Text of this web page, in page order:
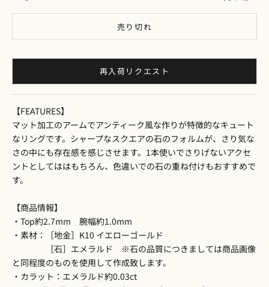
売り切れ
再入荷リクエスト
【FEATURES】
マット加工のアームでアンティーク風な作りが特徴的なキュート
なリングです。シャープなスクエアの石のフォルムが、さり気な
さの中にも存在感を感じさせます。1本使いでさりげないアクセ
ントとしてははもちろん、色違いでの石の重ね付けもおすすめで
す。
【商品情報】
・Top約2.7mm 腕幅約1.0mm
・素材：［地金］K10 イエローゴールド
［石］エメラルド ※石の品質につきましては商品画像
と同程度のものを使用して作成致します。
・カラット：エメラルド約0.03ct